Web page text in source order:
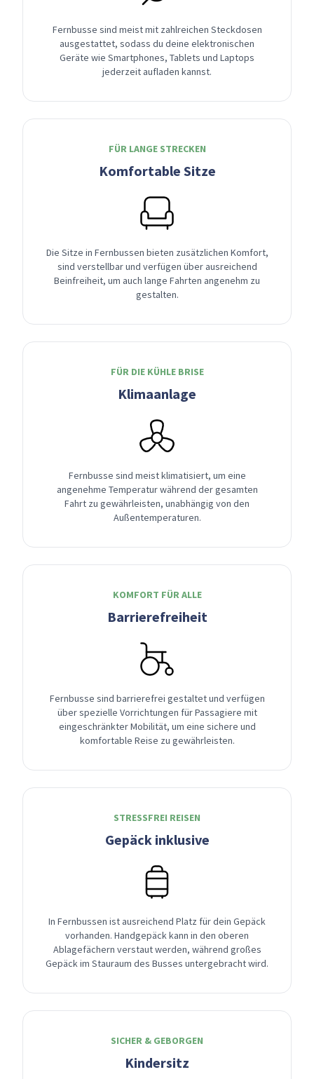
Fernbusse sind meist mit zahlreichen Steckdosen
ausgestattet, sodass du deine elektronischen
Geräte wie Smartphones, Tablets und Laptops
jederzeit aufladen kannst.
FÜR LANGE STRECKEN
Komfortable Sitze
Die Sitze in Fernbussen bieten zusätzlichen Komfort,
sind verstellbar und verfügen über ausreichend
Beinfreiheit, um auch lange Fahrten angenehm zu
gestalten.
FÜR DIE KÜHLE BRISE
Klimaanlage
Fernbusse sind meist klimatisiert, um eine
angenehme Temperatur während der gesamten
Fahrt zu gewährleisten, unabhängig von den
Außentemperaturen.
KOMFORT FÜR ALLE
Barrierefreiheit
Fernbusse sind barrierefrei gestaltet und verfügen
über spezielle Vorrichtungen für Passagiere mit
eingeschränkter Mobilität, um eine sichere und
komfortable Reise zu gewährleisten.
STRESSFREI REISEN
Gepäck inklusive
In Fernbussen ist ausreichend Platz für dein Gepäck
vorhanden. Handgepäck kann in den oberen
Ablagefächern verstaut werden, während großes
Gepäck im Stauraum des Busses untergebracht wird.
SICHER & GEBORGEN
Kindersitz